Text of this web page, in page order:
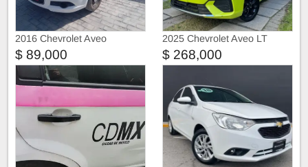
2016 Chevrolet Aveo
$ 89,000
2025 Chevrolet Aveo LT
BLACK PAQUETE G
$ 268,000